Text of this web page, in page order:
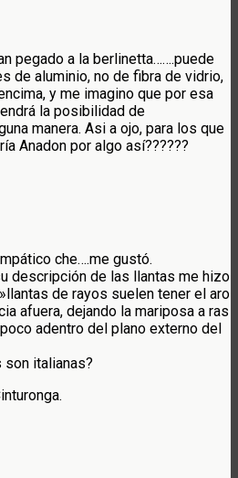
pegado a la berlinetta…….puede
de aluminio, no de fibra de vidrio,
y me imagino que por esa
la posibilidad de
manera. Asi a ojo, para los que
Anadon por algo así??????
che….me gustó.
descripción de las llantas me hizo
de rayos suelen tener el aro
afuera, dejando la mariposa a ras
adentro del plano externo del
son italianas?